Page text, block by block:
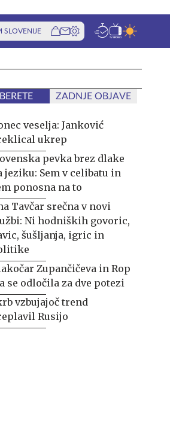
SLOVENIJE
ZADNJE OBJAVE
veselja: Janković
ukrep
pevka brez dlake
jeziku: Sem v celibatu in
ponosna na to
Tavčar srečna v novi
Ni hodniških govoric,
šušljanja, igric in
Zupančičeva in Rop
se odločila za dve potezi
vzbujajoč trend
Rusijo